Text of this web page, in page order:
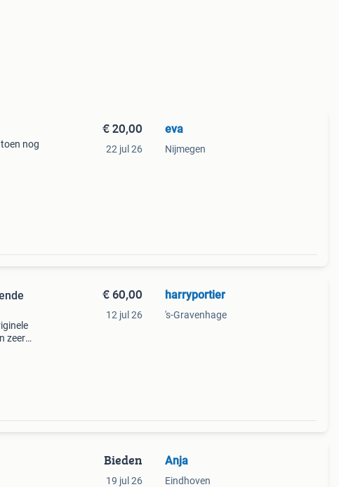
nog
€ 20,00
22 jul 26
eva
Nijmegen
zeer
€ 60,00
12 jul 26
harryportier
's-Gravenhage
Bieden
19 jul 26
Anja
Eindhoven